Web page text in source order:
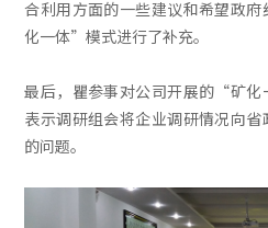
合利用方面的一些建议和希望政
化一体”模式进行了补充。
最后，瞿参事对公司开展的“矿
表示调研组会将企业调研情况向
的问题。